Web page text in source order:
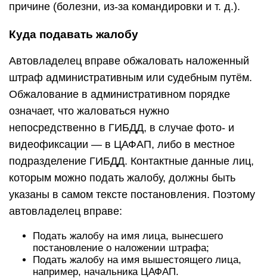
причине (болезни, из-за командировки и т. д.).
Куда подавать жалобу
Автовладелец вправе обжаловать наложенный
штраф административным или судебным путём.
Обжалование в административном порядке
означает, что жаловаться нужно
непосредственно в ГИБДД, в случае фото- и
видеофиксации — в ЦАФАП, либо в местное
подразделение ГИБДД. Контактные данные лиц,
которым можно подать жалобу, должны быть
указаны в самом тексте постановления. Поэтому
автовладелец вправе:
Подать жалобу на имя лица, вынесшего
постановление о наложении штрафа;
Подать жалобу на имя вышестоящего лица,
например, начальника ЦАФАП.